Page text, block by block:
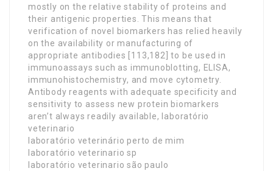
mostly on the relative stability of proteins and
their antigenic properties. This means that
verification of novel biomarkers has relied heavily
on the availability or manufacturing of
appropriate antibodies [113,182] to be used in
immunoassays such as immunoblotting, ELISA,
immunohistochemistry, and move cytometry.
Antibody reagents with adequate specificity and
sensitivity to assess new protein biomarkers
aren’t always readily available, laboratório
veterinario
laboratório veterinário perto de mim
laboratório veterinario sp
laboratório veterinario são paulo